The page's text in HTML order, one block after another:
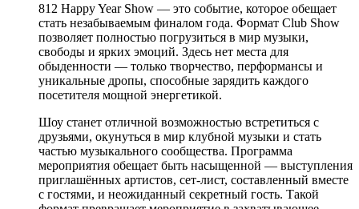
812 Happy Year Show — это событие, которое обещает
стать незабываемым финалом года. Формат Club Show
позволяет полностью погрузиться в мир музыки,
свободы и ярких эмоций. Здесь нет места для
обыденности — только творчество, перформансы и
уникальные дропы, способные зарядить каждого
посетителя мощной энергетикой.
Шоу станет отличной возможностью встретиться с
друзьями, окунуться в мир клубной музыки и стать
частью музыкального сообщества. Программа
мероприятия обещает быть насыщенной — выступления
приглашённых артистов, сет-лист, составленный вместе
с гостями, и неожиданный секретный гость. Такой